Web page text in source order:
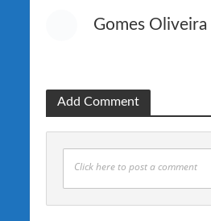
Gomes Oliveira
Add Comment
Click here to post a comment